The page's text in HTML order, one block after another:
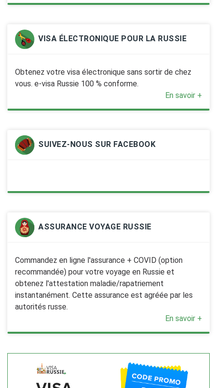
VISA ÉLECTRONIQUE POUR LA RUSSIE
Obtenez votre visa électronique sans sortir de chez
vous. e-visa Russie 100 % conforme.
En savoir +
SUIVEZ-NOUS SUR FACEBOOK
ASSURANCE VOYAGE RUSSIE
Commandez en ligne l'assurance + COVID (option
recommandée) pour votre voyage en Russie et
obtenez l'attestation maladie/rapatriement
instantanément. Cette assurance est agréée par les
autorités russe.
En savoir +